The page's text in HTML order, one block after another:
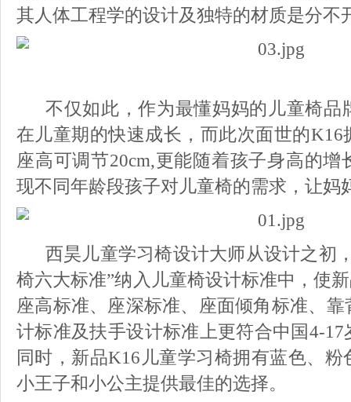
其 人体工程学的设计及独特的材质是分不
不仅如此，作为最懂妈妈的儿童椅品
在儿童期的快速成长，而此次面世的K16
座高可调节20cm,更能随着孩子身高的增
现不同年龄段孩子对儿童椅的需求，让妈
西昊儿童学习椅设计大师从设计之初
椅六大标准”纳入儿童椅设计标准中，使
座高标准、座深标准、座面倾角标准、
计标准及扶手设计标准上更符合中国4-
同时，新品K16儿童学习椅拥有蓝色、
小王子和小公主提供最佳的选择。